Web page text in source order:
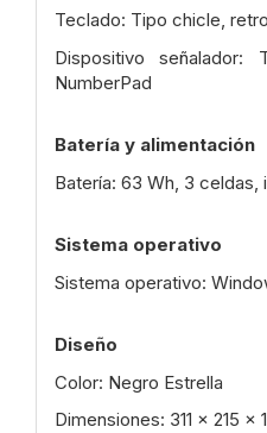
Teclado: Tipo chicle,
Dispositivo señalador:
NumberPad
Batería y alimentación
Batería: 63 Wh, 3 celdas,
Sistema operativo
Sistema operativo:
Diseño
Color: Negro Estrella
Dimensiones: 311 x 215 x